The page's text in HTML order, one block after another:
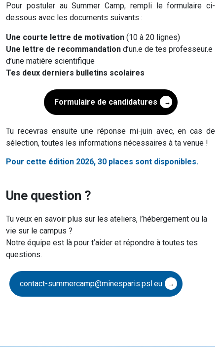
Pour postuler au Summer Camp, rempli le formulaire ci-
dessous avec les documents suivants :
Une courte lettre de motivation (10 à 20 lignes)
Une lettre de recommandation d’un.e de tes professeur.e
d’une matière scientifique
Tes deux derniers bulletins scolaires
Formulaire de candidatures
Tu recevras ensuite une réponse mi-juin avec, en cas de
sélection, toutes les informations nécessaires à ta venue !
Pour cette édition 2026, 30 places sont disponibles.
Une question ?
Tu veux en savoir plus sur les ateliers, l’hébergement ou la
vie sur le campus ?
Notre équipe est là pour t’aider et répondre à toutes tes
questions.
contact-summercamp@minesparis.psl.eu